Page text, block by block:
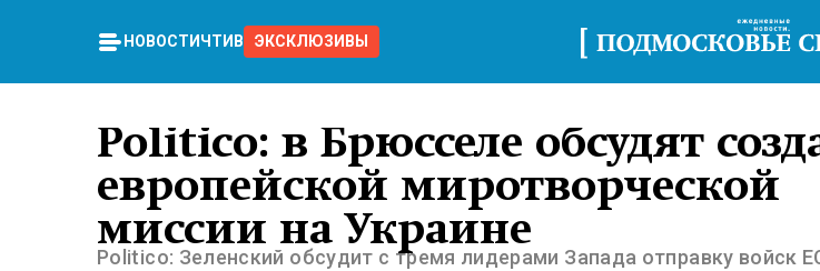
НОВОСТИ ЧТИВО ЭКСКЛЮЗИВЫ
Politico: в Брюсселе обсудят
европейской миротворческой
миссии на Украине
Politico: Зеленский обсудит с тремя лидерами Запада отправку войск